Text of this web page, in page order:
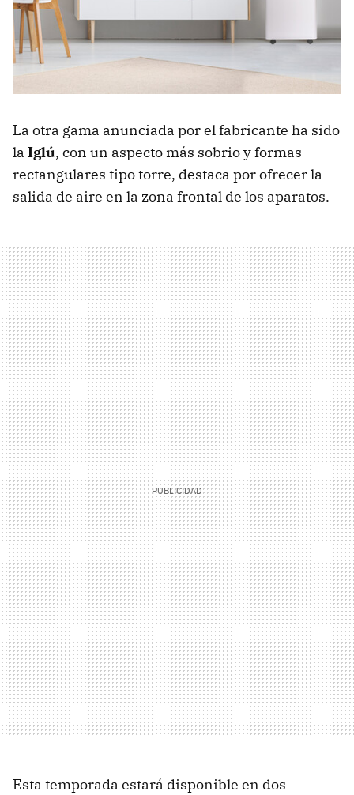
La otra gama anunciada por el fabricante ha sido
la Iglú, con un aspecto más sobrio y formas
rectangulares tipo torre, destaca por ofrecer la
salida de aire en la zona frontal de los aparatos.
Esta temporada estará disponible en dos